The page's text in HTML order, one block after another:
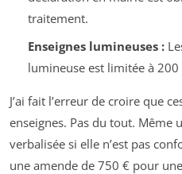
traitement.
Enseignes lumineuses :
lumineuse est limitée à
J’ai fait l’erreur de croire que
enseignes. Pas du tout. Même
verbalisée si elle n’est pas
une amende de 750 € pour